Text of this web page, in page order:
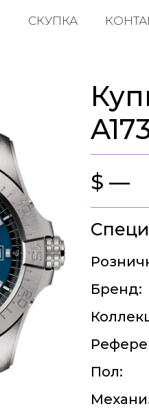
СКУПКА
$ —
Бренд:
Пол: